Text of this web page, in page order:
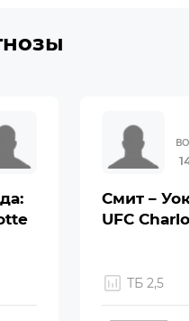
Смит –
UFC
ТБ 2,5